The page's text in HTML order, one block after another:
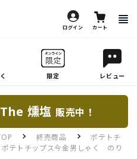
ログイン カート
限定 レビュー
燻塩 販売中！
終売商品
ポテトチ
ポテトチップス今金男しゃく のり